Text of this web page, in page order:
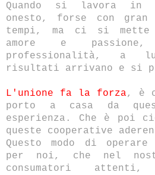
Quando si lavora in
onesto, forse con
tempi, ma ci si mette
amore e passione,
professionalità, a
risultati arrivano e si
L'unione fa la forza, è
porto a casa da
esperienza. Che è poi
queste cooperative
Questo modo di
per noi, che nel
consumatori